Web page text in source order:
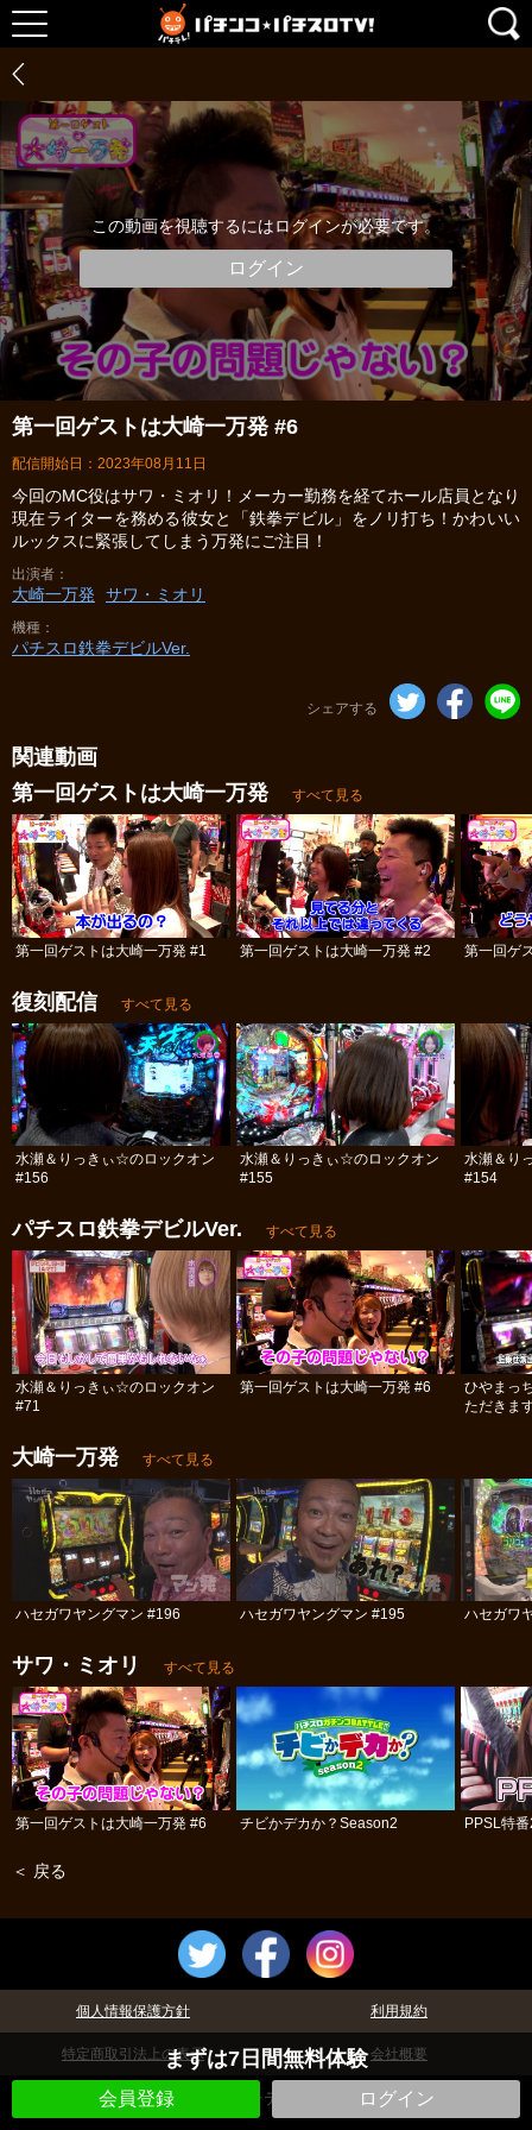
まずは7日間無料体験
会員登録 ログイン
この動画を視聴するにはログインが必要です。
ログイン
第一回ゲストは大崎一万発 #6
配信開始日：2023年08月11日
今回のMC役はサワ・ミオリ！メーカー勤務を経てホール店員となり
現在ライターを務める彼女と「鉄拳デビル」をノリ打ち！かわいい
ルックスに緊張してしまう万発にご注目！
出演者
大崎一万発 サワ・ミオリ
機種
パチスロ鉄拳デビルVer.
シェアする
関連動画
第一回ゲストは大崎一万発
すべて見る
第一回ゲストは大崎一万発 #1 第一回ゲストは大崎一万発 #2 第一回ゲ
復刻配信 すべて見る
水瀬＆りっきぃ☆のロックオン
#156
水瀬＆りっきぃ☆のロックオン
#155
水瀬＆り
#154
パチスロ鉄拳デビルVer. すべて見る
水瀬＆りっきぃ☆のロックオン
#71
第一回ゲストは大崎一万発 #6
ひやまっ
ただきま
大崎一万発 すべて見る
ハセガワヤングマン #196 ハセガワヤングマン #195 ハセガワ
サワ・ミオリ すべて見る
第一回ゲストは大崎一万発 #6 チビかデカか？Season2 PPSL特
＜ 戻る
個人情報保護方針 利用規約
特定商取引法上の表示 会社概要
©パチテレ！